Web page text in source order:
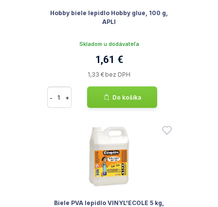
Hobby biele lepidlo Hobby glue, 100 g,
APLI
Skladom u dodávateľa
1,61 €
1,33 € bez DPH
- + Do košíka
Biele PVA lepidlo VINYL'ECOLE 5 kg,